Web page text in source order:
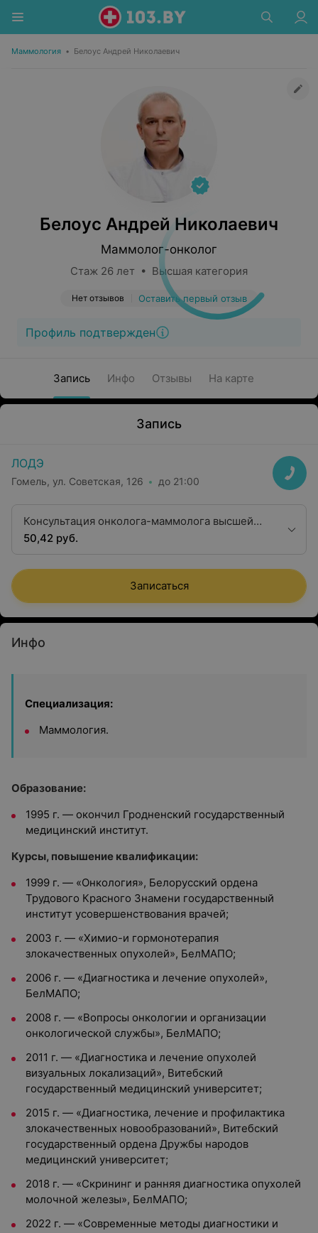
Маммология • Белоус Андрей Николаевич
Белоус Андрей Николаевич
Маммолог-онколог
Стаж 26 лет • Высшая категория
Нет отзывов Оставить первый отзыв
Профиль подтвержден
Запись Инфо Отзывы На карте
Запись
ЛОДЭ
Гомель, ул. Советская, 126 до 21:00
Консультация онколога-маммолога высшей
квалификационной категории
50,42 руб.
Записаться
Инфо
Специализация:
Маммология.
Образование:
1995 г. — окончил Гродненский государственный
медицинский институт.
Курсы, повышение квалификации:
1999 г. — «Онкология», Белорусский ордена
Трудового Красного Знамени государственный
институт усовершенствования врачей;
2003 г. — «Химио-и гормонотерапия
злокачественных опухолей», БелМАПО;
2006 г. — «Диагностика и лечение опухолей»,
БелМАПО;
2008 г. — «Вопросы онкологии и организации
онкологической службы», БелМАПО;
2011 г. — «Диагностика и лечение опухолей
визуальных локализаций», Витебский
государственный медицинский университет;
2015 г. — «Диагностика, лечение и профилактика
злокачественных новообразований», Витебский
государственный ордена Дружбы народов
медицинский университет;
2018 г. — «Скрининг и ранняя диагностика опухолей
молочной железы», БелМАПО;
2022 г. — «Современные методы диагностики и